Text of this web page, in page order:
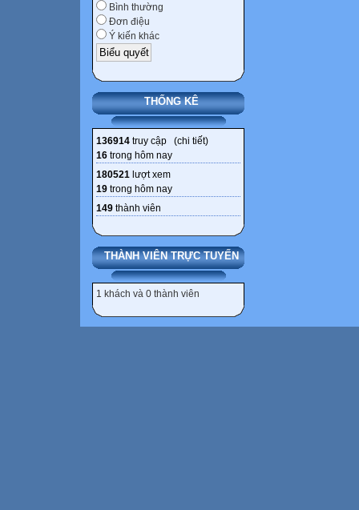
Bình thường
Đơn điệu
Ý kiến khác
THỐNG KÊ
136914 truy cập (chi tiết)
16 trong hôm nay
180521 lượt xem
19 trong hôm nay
149 thành viên
THÀNH VIÊN TRỰC TUYẾN
1 khách và 0 thành viên